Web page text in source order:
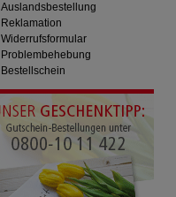
Auslandsbestellung
Reklamation
Widerrufsformular
Problembehebung
Bestellschein